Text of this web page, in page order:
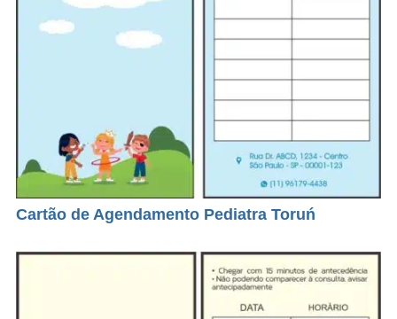
Cartão de Agendamento Pediatra Toruń